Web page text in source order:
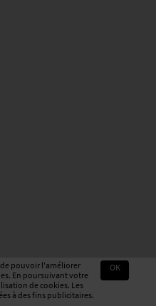
pouvoir l'améliorer
En poursuivant votre
de cookies. Les
à des fins publicitaires.
OK